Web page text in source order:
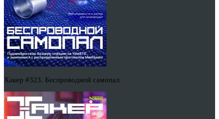
Хакер #323. Беспроводной самопал